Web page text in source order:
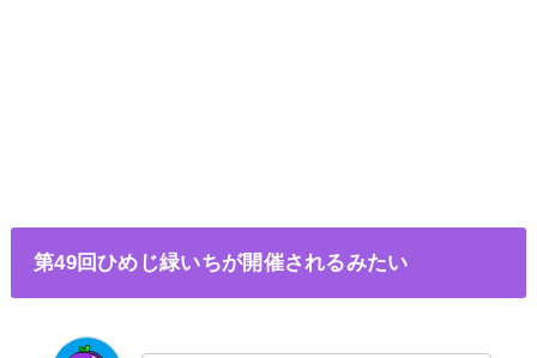
第49回ひめじ緑いちが開催されるみたい